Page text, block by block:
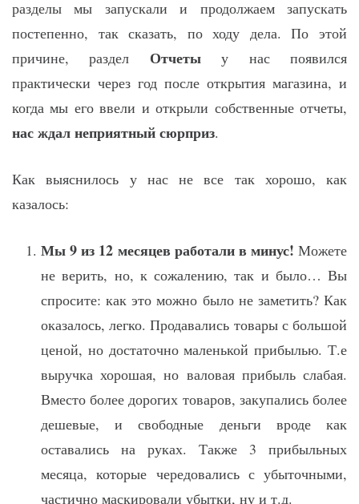
разделы мы запускали и продолжаем запускать
постепенно, так сказать, по ходу дела. По этой
причине, раздел Отчетыу нас появился
практически через год после открытия магазина, и
когда мы его ввели и открыли собственные отчеты,
нас ждал неприятный сюрприз.
Как выяснилось у нас не все так хорошо, как
казалось:
Мы 9 из 12 месяцев работали в минус! Можете
не верить, но, к сожалению, так и было… Вы
спросите: как это можно было не заметить? Как
оказалось, легко. Продавались товары с большой
ценой, но достаточно маленькой прибылью. Т.е
выручка хорошая, но валовая прибыль слабая.
Вместо более дорогих товаров, закупались более
дешевые, и свободные деньги вроде как
оставались на руках. Также 3 прибыльных
месяца, которые чередовались с убыточными,
частично маскировали убытки, ну и т.д.